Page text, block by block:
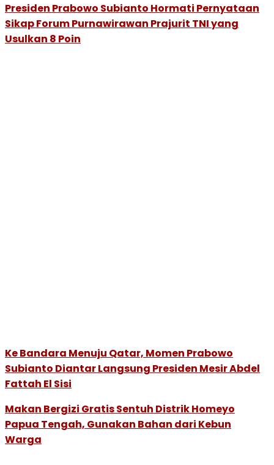
Presiden Prabowo Subianto Hormati Pernyataan
Sikap Forum Purnawirawan Prajurit TNI yang
Usulkan 8 Poin
Ke Bandara Menuju Qatar, Momen Prabowo
Subianto Diantar Langsung Presiden Mesir Abdel
Fattah El Sisi
Makan Bergizi Gratis Sentuh Distrik Homeyo
Papua Tengah, Gunakan Bahan dari Kebun
Warga